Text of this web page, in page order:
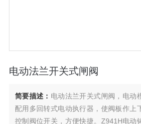
电动法兰开关式闸阀
简要描述： 电动法兰开关式闸阀，电动
配用多回转式电动执行器，使阀板作上
控制阀位开关，方便快捷。Z941H电动